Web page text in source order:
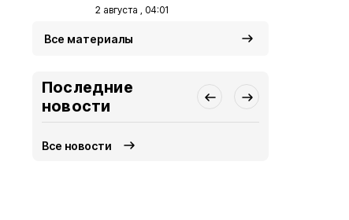
2 августа , 04:01
Все материалы
Последние
новости
Все новости